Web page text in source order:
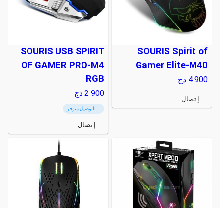
SOURIS Spirit of
Gamer Elite-M40
4 900 دج
إتصال
SOURIS USB SPIRIT
OF GAMER PRO-M4
RGB
2 900 دج
التوصيل متوفر
إتصال